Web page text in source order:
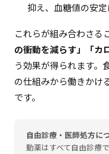
抑え、血糖値の安定
これらが組み合わさる
の衝動を減らす」「カ
う効果が得られます。
の仕組みから働きかけ
です。
自由診療・医師処方に
動薬はすべて自由診療